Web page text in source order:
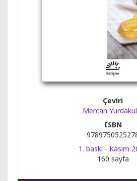
Çeviri
Mercan
ISBN
1. baskı - Kasım
160 sayfa